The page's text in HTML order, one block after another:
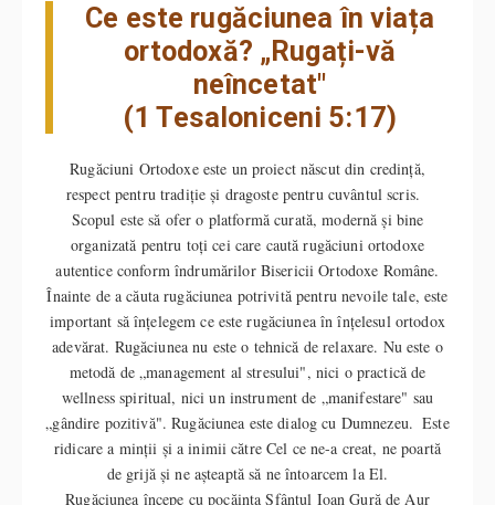
Ce este rugăciunea în viața
ortodoxă? „Rugați-vă
neîncetat"
(1 Tesaloniceni 5:17)
Rugăciuni Ortodoxe este un proiect născut din credință,
respect pentru tradiție și dragoste pentru cuvântul scris.
Scopul este să ofer o platformă curată, modernă și bine
organizată pentru toți cei care caută rugăciuni ortodoxe
autentice conform îndrumărilor Bisericii Ortodoxe Române.
Înainte de a căuta rugăciunea potrivită pentru nevoile tale, este
important să înțelegem ce este rugăciunea în înțelesul ortodox
adevărat. Rugăciunea nu este o tehnică de relaxare. Nu este o
metodă de „management al stresului", nici o practică de
wellness spiritual, nici un instrument de „manifestare" sau
„gândire pozitivă". Rugăciunea este dialog cu Dumnezeu. Este
ridicare a minții și a inimii către Cel ce ne-a creat, ne poartă
de grijă și ne așteaptă să ne întoarcem la El.
Rugăciunea începe cu pocăința Sfântul Ioan Gură de Aur